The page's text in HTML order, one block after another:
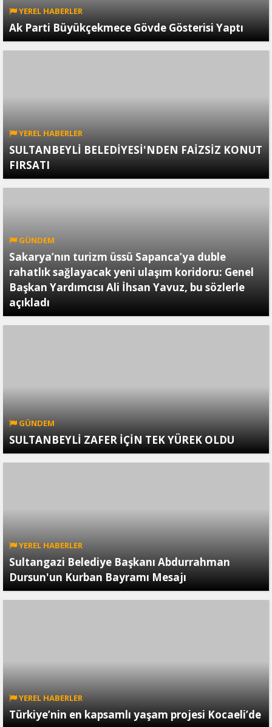
YEREL HABERLER
Ak Parti Büyükçekmece Gövde Gösterisi Yaptı
YEREL HABERLER
SULTANBEYLİ BELEDİYESİ'NDEN FAİZSİZ KONUT
FIRSATI
GÜNDEM
Sakarya’nın turizm üssü Sapanca’ya duble
rahatlık sağlayacak yeni ulaşım koridoru: Genel
Başkan Yardımcısı Ali İhsan Yavuz, bu sözlerle
açıkladı
GÜNDEM
SULTANBEYLİ ZAFER İÇİN TEK YÜREK OLDU
YEREL HABERLER
Sultangazi Belediye Başkanı Abdurrahman
Dursun'un Kurban Bayramı Mesajı
YEREL HABERLER
Türkiye’nin en kapsamlı yaşam projesi Kocaeli’de